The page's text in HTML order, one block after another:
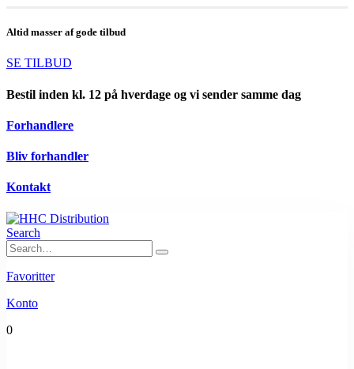
Altid masser af gode tilbud
SE TILBUD
Bestil inden kl. 12 på hverdage og vi sender samme dag
Forhandlere
Bliv forhandler
Kontakt
Search
Favoritter
Konto
0